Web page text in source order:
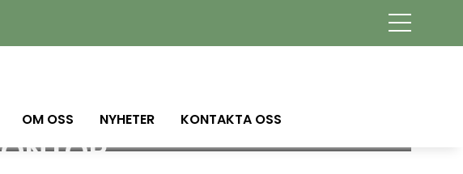
OM OSS NYHETER KONTAKTA OSS
FÖR DITT